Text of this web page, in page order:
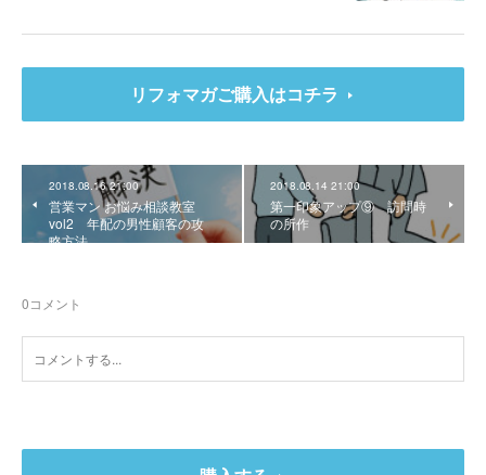
リフォマガご購入はコチラ
2018.08.16 21:00
営業マン お悩み相談教室
vol2 年配の男性顧客の攻
略方法
2018.08.14 21:00
第一印象アップ⑨ 訪問時
の所作
0コメント